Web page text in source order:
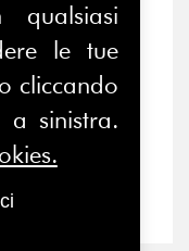
le tue
cliccando
a sinistra.